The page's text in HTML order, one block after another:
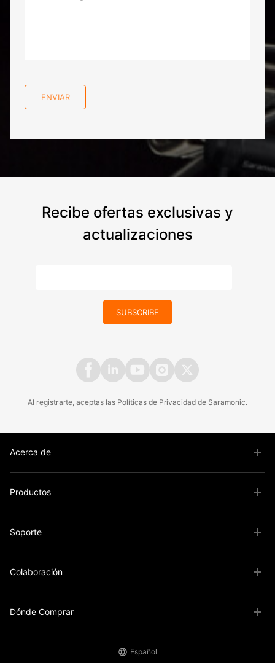
ENVIAR
Recibe ofertas exclusivas y
actualizaciones
SUBSCRIBE
Al registrarte, aceptas las Políticas de Privacidad de Saramonic.
Acerca de
Productos
Soporte
Colaboración
Dónde Comprar
Español